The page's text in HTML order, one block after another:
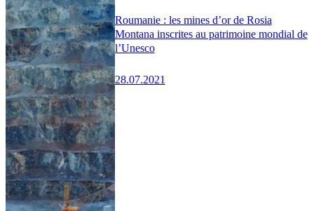
Roumanie : les mines d’or de Rosia
Montana inscrites au patrimoine mondial de
l’Unesco
28.07.2021